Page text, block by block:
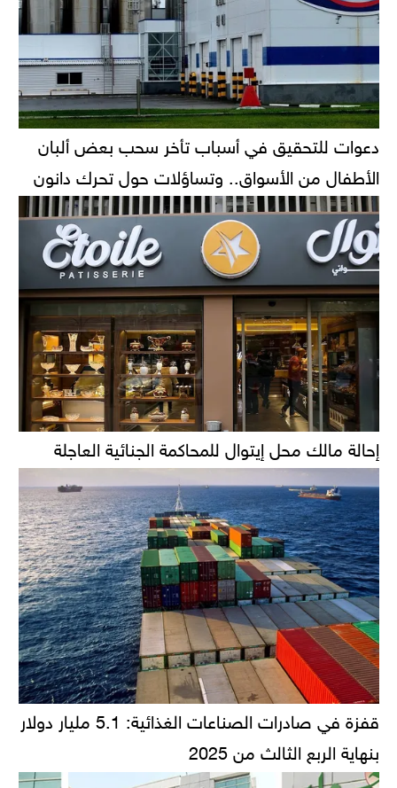
دعوات للتحقيق في أسباب تأخر سحب بعض ألبان
الأطفال من الأسواق.. وتساؤلات حول تحرك دانون
إحالة مالك محل إيتوال للمحاكمة الجنائية العاجلة
قفزة في صادرات الصناعات الغذائية: 5.1 مليار دولار
بنهاية الربع الثالث من 2025